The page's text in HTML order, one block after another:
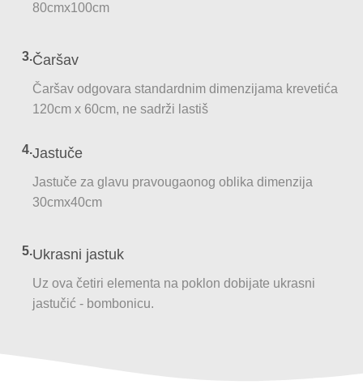
80cmx100cm
3.Čaršav
Čaršav odgovara standardnim dimenzijama krevetića
120cm x 60cm, ne sadrži lastiš
4.Jastuče
Jastuče za glavu pravougaonog oblika dimenzija
30cmx40cm
5.Ukrasni jastuk
Uz ova četiri elementa na poklon dobijate ukrasni
jastučić - bombonicu.